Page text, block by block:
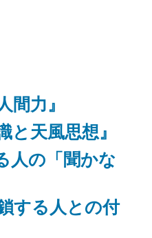
力』
天風思想』
人の「聞かな
する人との付